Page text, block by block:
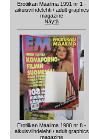
Erotiikan Maailma 1991 nr 1 -
aikuisviihdelehti / adult graphics
magazine
Näytä
Erotiikan Maailma 1988 nr 8 -
aikuisviihdelehti / adult graphics
magazine